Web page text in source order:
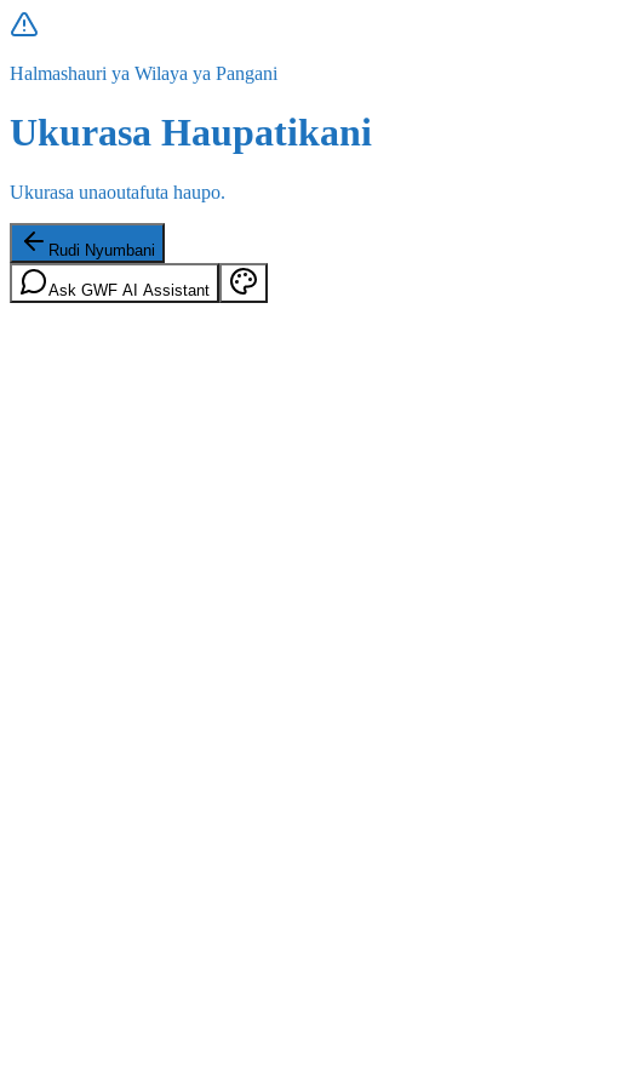
Halmashauri ya Wilaya ya Pangani
Ukurasa Haupatikani
Ukurasa unaoutafuta haupo.
Rudi Nyumbani
Ask GWF AI Assistant